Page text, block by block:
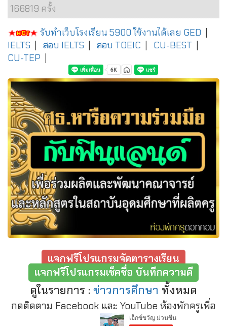
166819 ครั้ง
รับทำเว็บโรงเรียน 5900 ใช้งานได้เลย GED
IELTS
สอบ IELTS สอบ TOEIC CU-BEST
CU-TEP
แจกฟรีโปรแกรมจัดตารางเรียน
แจกฟรีโปรแกรมเช็คชื่อ บันทึกความดี
ดูในรายการ : ข่าวการศึกษา ทั้งหมด
กดติดตาม Facebook และ YouTube ห้องพักครูเพื่อ